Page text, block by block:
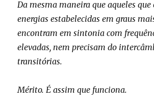
Da mesma maneira que aqueles que
energias estabelecidas em graus
encontram em sintonia com
elevadas, nem precisam do
transitórias.
Mérito. É assim que funciona.